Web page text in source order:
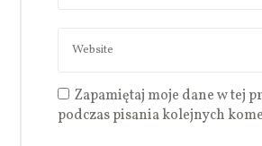
Zapamiętaj moje dane w tej
podczas pisania kolejnych